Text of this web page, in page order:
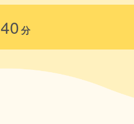
40 分